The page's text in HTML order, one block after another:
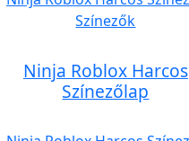
Ninja Roblox Harcos
Színezőlap